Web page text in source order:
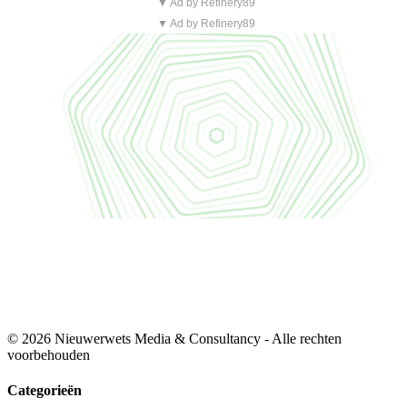
▼ Ad by Refinery89
▼ Ad by Refinery89
© 2026 Nieuwerwets Media & Consultancy - Alle rechten
voorbehouden
Categorieën